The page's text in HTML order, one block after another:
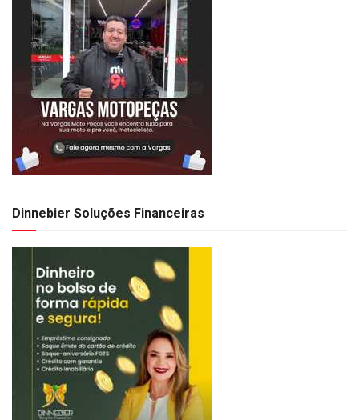
Dinnebier Soluções Financeiras